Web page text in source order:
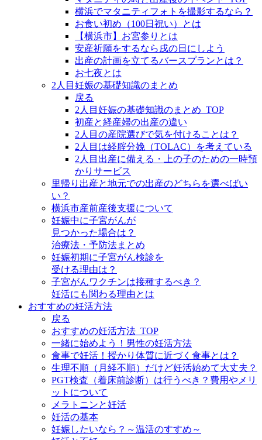
横浜でマタニティフォトを撮影するなら？
お食い初め（100日祝い）とは
【横浜市】お宮参りとは
安産祈願をするなら戌の日にしよう
出産の計画を立てるバースプランとは？
お七夜とは
2人目妊娠の基礎知識のまとめ
戻る
2人目妊娠の基礎知識のまとめ_TOP
初産と経産婦の出産の違い
2人目の産院選びで気を付けることは？
2人目は経腟分娩（TOLAC）を考えている
2人目出産に備える・上の子のための一時預
かりサービス
里帰り出産と地元での出産のどちらを選べばい
い？
横浜市産前産後支援について
妊娠中に子宮がんが
見つかった場合は？
治療法・予防法まとめ
妊娠初期に子宮がん検診を
受ける理由は？
子宮がんワクチンは接種するべき？
妊活にも関わる理由とは
おすすめの妊活方法
戻る
おすすめの妊活方法_TOP
一緒に始めよう！男性の妊活方法
食事で妊活！授かり体質に近づく食事とは？
生理不順（月経不順）だけど妊活始めて大丈夫？
PGT検査（着床前診断）は行うべき？費用やメリ
ットについて
メラトニンと妊活
妊活の基本
妊娠したいなら？～温活のすすめ～